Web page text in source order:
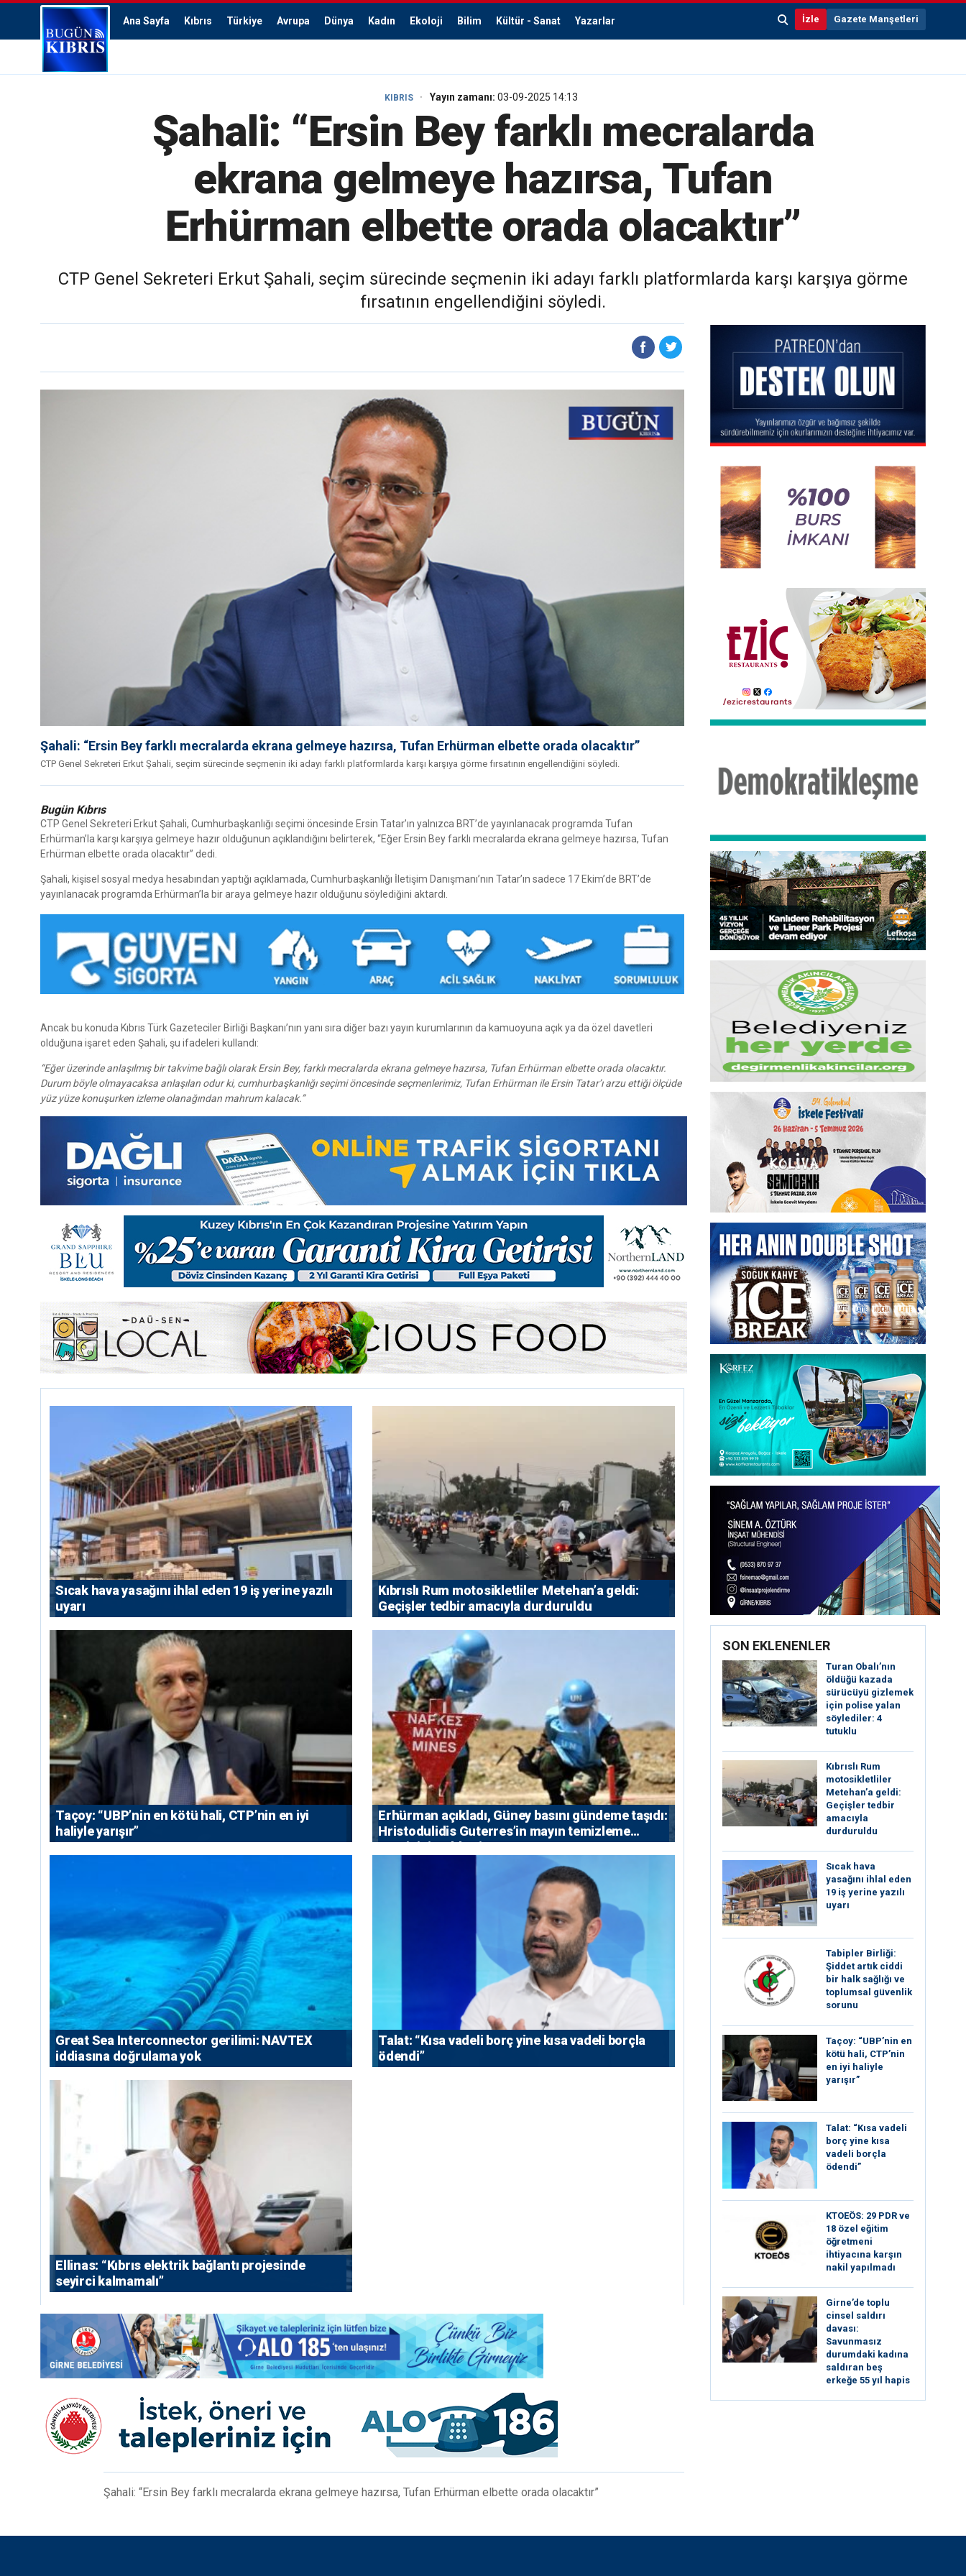
Ana Sayfa Kıbrıs Türkiye Avrupa Dünya Kadın Ekoloji Bilim Kültür - Sanat Yazarlar İzle Gazete Manşetleri
KIBRIS Yayın zamanı: 03-09-2025 14:13
Şahali: “Ersin Bey farklı mecralarda
ekrana gelmeye hazırsa, Tufan
Erhürman elbette orada olacaktır”
CTP Genel Sekreteri Erkut Şahali, seçim sürecinde seçmenin iki adayı farklı platformlarda karşı karşıya görme
fırsatının engellendiğini söyledi.
Şahali: “Ersin Bey farklı mecralarda ekrana gelmeye hazırsa, Tufan Erhürman elbette orada olacaktır”
CTP Genel Sekreteri Erkut Şahali, seçim sürecinde seçmenin iki adayı farklı platformlarda karşı karşıya görme fırsatının engellendiğini söyledi.
Bugün Kıbrıs
CTP Genel Sekreteri Erkut Şahali, Cumhurbaşkanlığı seçimi öncesinde Ersin Tatar’ın yalnızca BRT’de yayınlanacak programda Tufan
Erhürman’la karşı karşıya gelmeye hazır olduğunun açıklandığını belirterek, “Eğer Ersin Bey farklı mecralarda ekrana gelmeye hazırsa, Tufan
Erhürman elbette orada olacaktır” dedi.
Şahali, kişisel sosyal medya hesabından yaptığı açıklamada, Cumhurbaşkanlığı İletişim Danışmanı’nın Tatar’ın sadece 17 Ekim’de BRT’de
yayınlanacak programda Erhürman’la bir araya gelmeye hazır olduğunu söylediğini aktardı.
Ancak bu konuda Kıbrıs Türk Gazeteciler Birliği Başkanı’nın yanı sıra diğer bazı yayın kurumlarının da kamuoyuna açık ya da özel davetleri
olduğuna işaret eden Şahali, şu ifadeleri kullandı:
“Eğer üzerinde anlaşılmış bir takvime bağlı olarak Ersin Bey, farklı mecralarda ekrana gelmeye hazırsa, Tufan Erhürman elbette orada olacaktır.
Durum böyle olmayacaksa anlaşılan odur ki, cumhurbaşkanlığı seçimi öncesinde seçmenlerimiz, Tufan Erhürman ile Ersin Tatar’ı arzu ettiği ölçüde
yüz yüze konuşurken izleme olanağından mahrum kalacak.”
Sıcak hava yasağını ihlal eden 19 iş yerine yazılı
uyarı
Kıbrıslı Rum motosikletliler Metehan’a geldi:
Geçişler tedbir amacıyla durduruldu
Taçoy: “UBP’nin en kötü hali, CTP’nin en iyi
haliyle yarışır”
Erhürman açıkladı, Güney basını gündeme taşıdı:
Hristodulidis Guterres’in mayın temizleme
önerisini reddetti
Great Sea Interconnector gerilimi: NAVTEX
iddiasına doğrulama yok
Talat: “Kısa vadeli borç yine kısa vadeli borçla
ödendi”
Ellinas: “Kıbrıs elektrik bağlantı projesinde
seyirci kalmamalı”
Şahali: “Ersin Bey farklı mecralarda ekrana gelmeye hazırsa, Tufan Erhürman elbette orada olacaktır”
SON EKLENENLER
Turan Obalı’nın
öldüğü kazada
sürücüyü gizlemek
için polise yalan
söylediler: 4
tutuklu
Kıbrıslı Rum
motosikletliler
Metehan’a geldi:
Geçişler tedbir
amacıyla
durduruldu
Sıcak hava
yasağını ihlal eden
19 iş yerine yazılı
uyarı
Tabipler Birliği:
Şiddet artık ciddi
bir halk sağlığı ve
toplumsal güvenlik
sorunu
Taçoy: “UBP’nin en
kötü hali, CTP’nin
en iyi haliyle
yarışır”
Talat: “Kısa vadeli
borç yine kısa
vadeli borçla
ödendi”
KTOEÖS: 29 PDR ve
18 özel eğitim
öğretmeni
ihtiyacına karşın
nakil yapılmadı
Girne’de toplu
cinsel saldırı
davası:
Savunmasız
durumdaki kadına
saldıran beş
erkeğe 55 yıl hapis